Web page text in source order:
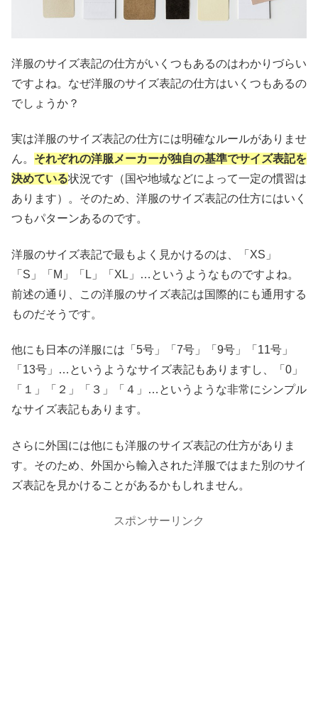
洋服のサイズ表記の仕方がいくつもあるのはわかりづらい
ですよね。なぜ洋服のサイズ表記の仕方はいくつもあるの
でしょうか？
実は洋服のサイズ表記の仕方には明確なルールがありませ
ん。 それぞれの洋服メーカーが独自の基準でサイズ表記を
決めている状況です（国や地域などによって一定の慣習は
あります）。そのため、洋服のサイズ表記の仕方にはいく
つもパターンあるのです。
洋服のサイズ表記で最もよく見かけるのは、「XS」
「S」「M」「L」「XL」…というようなものですよね。
前述の通り、この洋服のサイズ表記は国際的にも通用する
ものだそうです。
他にも日本の洋服には「5号」「7号」「9号」「11号」
「13号」…というようなサイズ表記もありますし、「0」
「１」「２」「３」「４」…というような非常にシンプル
なサイズ表記もあります。
さらに外国には他にも洋服のサイズ表記の仕方がありま
す。そのため、外国から輸入された洋服ではまた別のサイ
ズ表記を見かけることがあるかもしれません。
スポンサーリンク